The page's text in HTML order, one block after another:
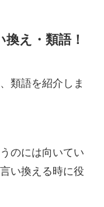
え・類語！
類語を紹介しま
のには向いてい
い換える時に役